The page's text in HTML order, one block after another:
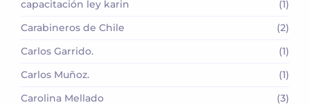
capacitación ley karin
(1)
Carabineros de Chile
(2)
Carlos Garrido.
(1)
Carlos Muñoz.
(1)
Carolina Mellado
(3)